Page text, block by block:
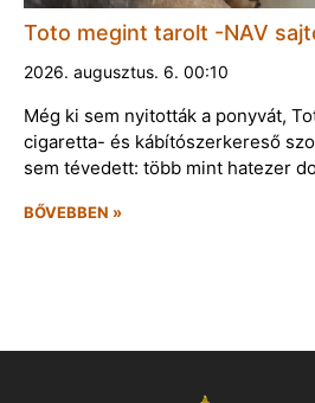
Toto megint tarolt -NAV
2026. augusztus. 6. 00:10
Még ki sem nyitották a ponyvát,
cigaretta- és kábítószerkereső
sem tévedett: több mint hatezer
BŐVEBBEN »